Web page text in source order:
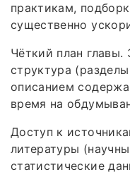
практикам,
существенно
Чёткий план главы.
структура
описанием
время на
Доступ к
литературы
статистические